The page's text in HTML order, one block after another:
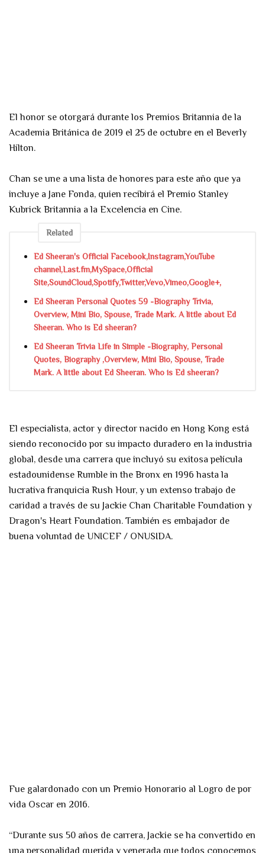
El honor se otorgará durante los Premios Britannia de la
Academia Británica de 2019 el 25 de octubre en el Beverly
Hilton.
Chan se une a una lista de honores para este año que ya
incluye a Jane Fonda, quien recibirá el Premio Stanley
Kubrick Britannia a la Excelencia en Cine.
Related
Ed Sheeran's Official Facebook,Instagram,YouTube
channel,Last.fm,MySpace,Official
Site,SoundCloud,Spotify,Twitter,Vevo,Vimeo,Google+,
Ed Sheeran Personal Quotes 59 -Biography Trivia,
Overview, Mini Bio, Spouse, Trade Mark. A little about Ed
Sheeran. Who is Ed sheeran?
Ed Sheeran Trivia Life in Simple -Biography, Personal
Quotes, Biography ,Overview, Mini Bio, Spouse, Trade
Mark. A little about Ed Sheeran. Who is Ed sheeran?
El especialista, actor y director nacido en Hong Kong está
siendo reconocido por su impacto duradero en la industria
global, desde una carrera que incluyó su exitosa película
estadounidense Rumble in the Bronx en 1996 hasta la
lucrativa franquicia Rush Hour, y un extenso trabajo de
caridad a través de su Jackie Chan Charitable Foundation y
Dragon's Heart Foundation. También es embajador de
buena voluntad de UNICEF / ONUSIDA.
Fue galardonado con un Premio Honorario al Logro de por
vida Oscar en 2016.
“Durante sus 50 años de carrera, Jackie se ha convertido en
una personalidad querida y venerada que todos conocemos